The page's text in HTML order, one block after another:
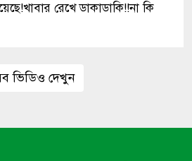
রেখে ডাকাডাকি!!না কি
ভিডিও দেখুন